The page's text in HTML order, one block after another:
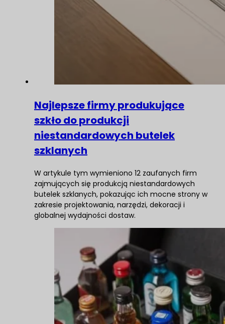
Najlepsze firmy produkujące
szkło do produkcji
niestandardowych butelek
szklanych
W artykule tym wymieniono 12 zaufanych firm
zajmujących się produkcją niestandardowych
butelek szklanych, pokazując ich mocne strony w
zakresie projektowania, narzędzi, dekoracji i
globalnej wydajności dostaw.